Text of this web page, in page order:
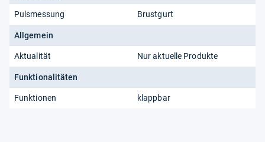
Pulsmessung Brustgurt
Allgemein
Aktualität Nur aktuelle Produkte
Funktionalitäten
Funktionen klappbar